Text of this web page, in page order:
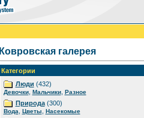
Ковровская галерея
Категории
Люди (432)
Девочки, Мальчики, Разное
Природа(300)
Вода Цветы Насекомые